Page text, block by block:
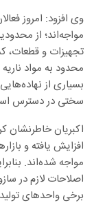
وی افزود: امروز
مواجه‌اند؛ از
تجهیزات و قطعات،
محدود به مواد
بسیاری از
سختی در دسترس
اکبریان خاطرنشان
افزایش یافته و
مواجه شده‌اند.
اصلاحات لازم در
برخی واحدهای